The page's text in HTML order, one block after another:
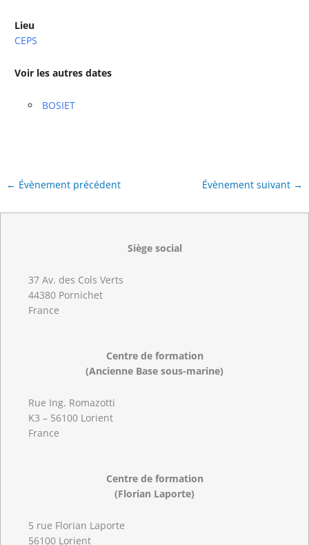
Lieu
CEPS
Voir les autres dates
BOSIET
← Évènement précédent Évènement suivant →
Siège social
37 Av. des Cols Verts
44380 Pornichet
France
Centre de formation
(Ancienne Base sous-marine)
Rue Ing. Romazotti
K3 – 56100 Lorient
France
Centre de formation
(Florian Laporte)
5 rue Florian Laporte
56100 Lorient